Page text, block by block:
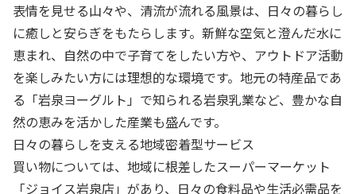
表情を見せる山々や、清流が流れる風景は、日々の暮らし
に癒しと安らぎをもたらします。新鮮な空気と澄んだ水に
恵まれ、自然の中で子育てをしたい方や、アウトドア活動
を楽しみたい方には理想的な環境です。地元の特産品であ
る「岩泉ヨーグルト」で知られる岩泉乳業など、豊かな自
然の恵みを活かした産業も盛んです。
日々の暮らしを支える地域密着型サービス
買い物については、地域に根差したスーパーマーケット
「ジョイス岩泉店」があり、日々の食料品や生活必需品を